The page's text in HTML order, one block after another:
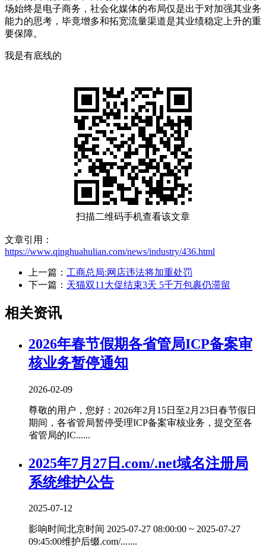
场始终是电子商务，社会化媒体的布局仅是出于对加强其业务
能力的思考，毕竟增多和拓宽流量渠道是其业绩稳定上升的重
要保障。
我是有底线的
扫描二维码手机查看该文章
文章引用：
https://www.qinghuahulian.com/news/industry/436.html
上一篇： 工商总局:网店违法将加重处罚
下一篇： 天猫双11大促结束3天 5千万包裹仍滞留
相关资讯
2026年春节假期各省管局ICP备案审
核业务暂停通知
2026-02-09
尊敬的用户，您好：2026年2月15日至2月23日春节假日
期间，各省管局暂停受理ICP备案审核业务，提交至各
省管局的IC......
2025年7月27日.com/.net域名注册局
系统维护公告
2025-07-12
影响时间北京时间 2025-07-27 08:00:00 ~ 2025-07-27
09:45:00维护后缀.com/.......